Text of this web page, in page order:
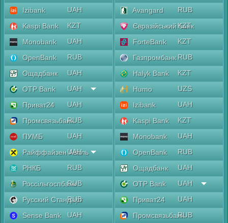
Izibank
UAH
Kaspi Bank
KZT
Monobank
UAH
OpenBank
RUB
Ощадбанк
UAH
OTP Bank
UAH
Приват24
UAH
ПромсвязьбанкRUB
ПУМБ
UAH
Райффайзен Аваль
UAH
РНКБ
RUB
Россільгоспбанк
RUB
Русский Стандарт
RUB
Sense Bank
UAH
Avangard
RUB
Євразійський банк
KZT
ForteBank
KZT
Газпромбанк RUB
Halyk Bank
KZT
Humo
UZS
Izibank
UAH
Kaspi Bank
KZT
Monobank
UAH
OpenBank
RUB
Ощадбанк
UAH
OTP Bank
UAH
Приват24
UAH
ПромсвязьбанкRUB